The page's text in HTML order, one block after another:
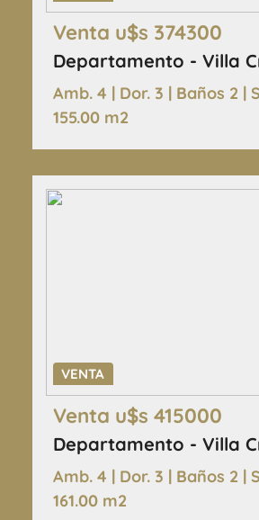
Venta u$s 374300
Departamento - Villa
Amb. 4 | Dor. 3 | Baños 2 |
155.00 m2
VENTA
Venta u$s 415000
Departamento - Villa
Amb. 4 | Dor. 3 | Baños 2 |
161.00 m2